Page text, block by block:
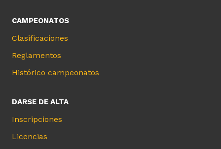
CAMPEONATOS
Clasificaciones
Reglamentos
Histórico campeonatos
DARSE DE ALTA
Inscripciones
Licencias